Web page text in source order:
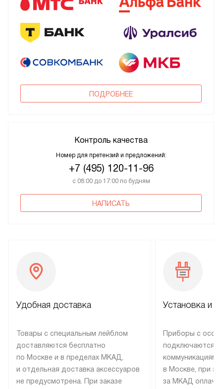
ПОДРОБНЕЕ
Контроль качества
Номер для претензий и предложений:
+7 (495) 120-11-96
с 08:00 до 17:00 по будням
НАПИСАТЬ
Удобная доставка
Товары с специальным лейблом
доставляются бесплатно
по Москве и в пределах МКАД,
и отдельная доставка аксессуаров
не предусмотрена. При заказе
Установка и
Приборы с
подключаются к
коммуникациям
в Москве, при
за МКАД